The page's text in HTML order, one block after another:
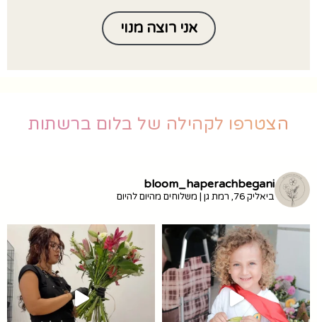
אני רוצה מנוי
הצטרפו לקהילה של בלום ברשתות
bloom_haperachbegani
ביאליק 76, רמת גן | משלוחים מהיום להיום
ב-10% הנחה עם הקוד